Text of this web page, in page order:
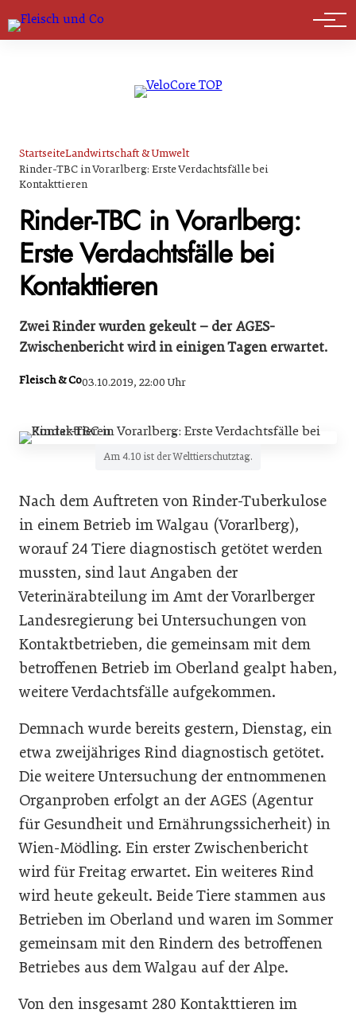
Marktführer
StartseiteLandwirtschaft & Umwelt
Rinder-TBC in Vorarlberg: Erste Verdachtsfälle bei
Kontakttieren
Rinder-TBC in Vorarlberg:
Erste Verdachtsfälle bei
Kontakttieren
Zwei Rinder wurden gekeult – der AGES-
Zwischenbericht wird in einigen Tagen erwartet.
Fleisch & Co03.10.2019, 22:00 Uhr
Am 4.10 ist der Welttierschutztag.
Nach dem Auftreten von Rinder-Tuberkulose
in einem Betrieb im Walgau (Vorarlberg),
worauf 24 Tiere diagnostisch getötet werden
mussten, sind laut Angaben der
Veterinärabteilung im Amt der Vorarlberger
Landesregierung bei Untersuchungen von
Kontaktbetrieben, die gemeinsam mit dem
betroffenen Betrieb im Oberland gealpt haben,
weitere Verdachtsfälle aufgekommen.
Demnach wurde bereits gestern, Dienstag, ein
etwa zweijähriges Rind diagnostisch getötet.
Die weitere Untersuchung der entnommenen
Organproben erfolgt an der AGES (Agentur
für Gesundheit und Ernährungssicherheit) in
Wien-Mödling. Ein erster Zwischenbericht
wird für Freitag erwartet. Ein weiteres Rind
wird heute gekeult. Beide Tiere stammen aus
Betrieben im Oberland und waren im Sommer
gemeinsam mit den Rindern des betroffenen
Betriebes aus dem Walgau auf der Alpe.
Von den insgesamt 280 Kontakttieren im